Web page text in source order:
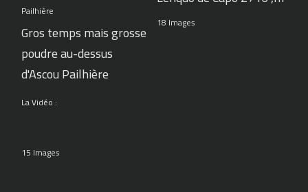
Gros temps mais grosse
poudre au-dessus
d'Ascou Pailhière
La Vidéo :
15 Images
18 Images